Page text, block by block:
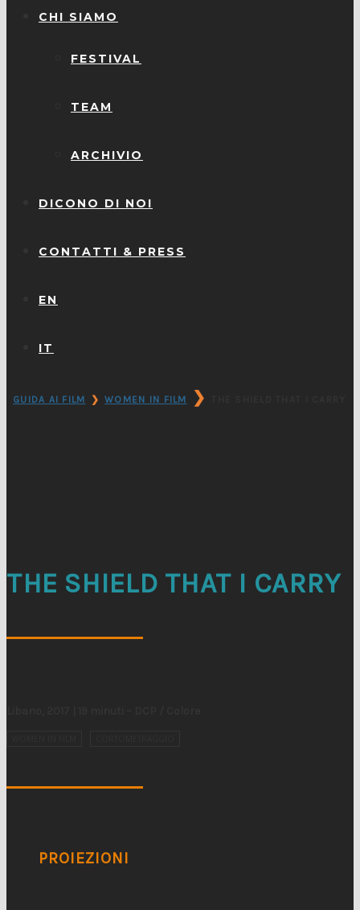
CHI SIAMO
FESTIVAL
TEAM
ARCHIVIO
DICONO DI NOI
CONTATTI & PRESS
EN
IT
GUIDA AI FILM ❯ WOMEN IN FILM ❯
THE SHIELD THAT I CARRY
PROIEZIONI